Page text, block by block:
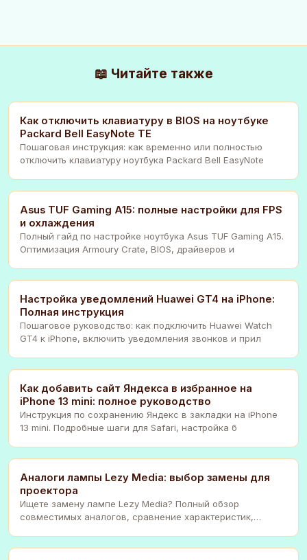
📖 Читайте также
Как отключить клавиатуру в BIOS на ноутбуке
Packard Bell EasyNote TE
Пошаговая инструкция: как временно или полностью
отключить клавиатуру ноутбука Packard Bell EasyNote
Asus TUF Gaming A15: полные настройки для FPS
и охлаждения
Полный гайд по настройке ноутбука Asus TUF Gaming A15.
Оптимизация Armoury Crate, BIOS, драйверов и
Настройка уведомлений Huawei GT4 на iPhone:
Полная инструкция
Пошаговое руководство: как подключить Huawei Watch
GT4 к iPhone, включить уведомления звонков и прил
Как добавить сайт Яндекса в избранное на
iPhone 13 mini: полное руководство
Инструкция по сохранению Яндекс в закладки на iPhone
13 mini. Подробные шаги для Safari, настройка б
Аналоги лампы Lezy Media: выбор замены для
проектора
Ищете замену лампе Lezy Media? Полный обзор
совместимых аналогов, сравнение характеристик,